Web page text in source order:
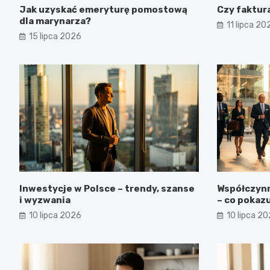
Jak uzyskać emeryturę pomostową
dla marynarza?
15 lipca 2026
Czy
11 lipca
Inwestycje w Polsce – trendy, szanse
i wyzwania
10 lipca 2026
– co
10 lipca